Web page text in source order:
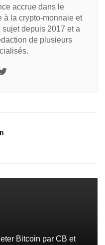
accrue dans le
à la crypto-monnaie et
sujet depuis 2017 et a
de plusieurs
Bitcoin par CB et